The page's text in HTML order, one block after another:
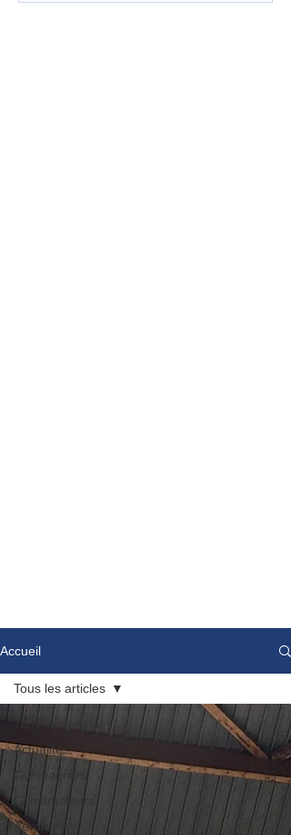
Accueil
Tous les articles
Actualités
Compagnies
Constructeurs
Aéroports
Tous les articles